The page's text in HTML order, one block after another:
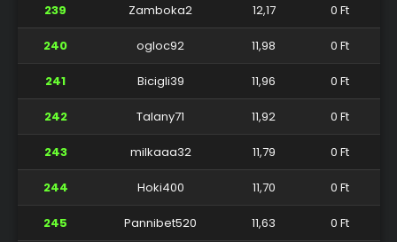
239 Zamboka2 12,17 0 Ft
240 ogloc92 11,98 0 Ft
241 Bicigli39 11,96 0 Ft
242 Talany71 11,92 0 Ft
243 milkaaa32 11,79 0 Ft
244 Hoki400 11,70 0 Ft
245 Pannibet520 11,63 0 Ft